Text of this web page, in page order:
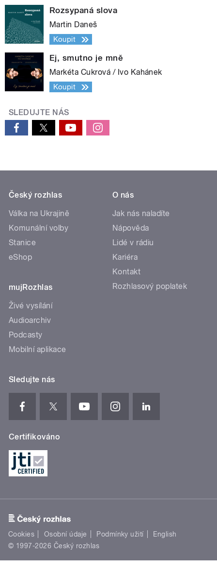
Rozsypaná slova
Martin Daneš
Koupit
Ej, smutno je mně
Markéta Cukrová / Ivo Kahánek
Koupit
SLEDUJTE NÁS
Český rozhlas
Válka na Ukrajině
Komunální volby
Stanice
eShop
mujRozhlas
Živé vysílání
Audioarchiv
Podcasty
Mobilní aplikace
O nás
Jak nás naladíte
Nápověda
Lidé v rádiu
Kariéra
Kontakt
Rozhlasový poplatek
Sledujte nás
Certifikováno
Cookies Osobní údaje Podmínky užití
English
© 1997-2026 Český rozhlas